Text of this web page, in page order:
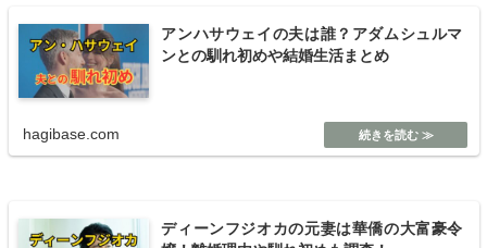
アンハサウェイの夫は誰？アダムシュルマ
ンとの馴れ初めや結婚生活まとめ
hagibase.com
ディーンフジオカの元妻は華僑の大富豪令